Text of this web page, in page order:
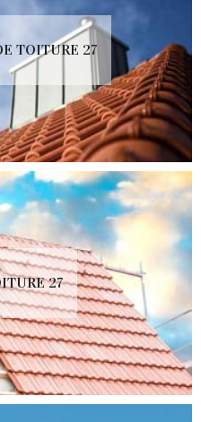
TOITURE 27
27